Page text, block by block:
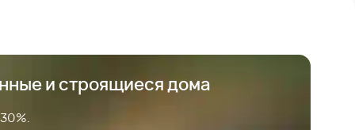
и строящиеся дома